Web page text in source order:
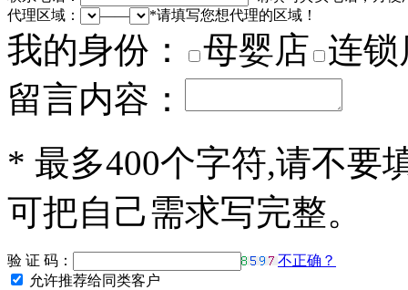
代理区域：
—— *请填写您想代理的区域！
我的身份： 母婴店 连锁
留言内容：
* 最多400个字符,请不要
可把自己需求写完整。
验 证 码：
不正确？
允许推荐给同类客户